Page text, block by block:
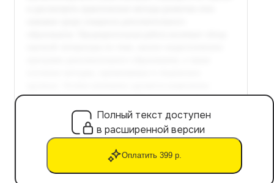
Полный текст доступен
в расширенной версии
Оплатить 399 р.